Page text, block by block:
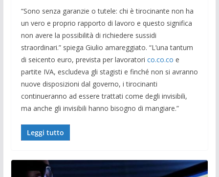
“Sono senza garanzie o tutele: chi è tirocinante non ha
un vero e proprio rapporto di lavoro e questo significa
non avere la possibilità di richiedere sussidi
straordinari.” spiega Giulio amareggiato. “L’una tantum
di seicento euro, prevista per lavoratori co.co.co e
partite IVA, escludeva gli stagisti e finché non si avranno
nuove disposizioni dal governo, i tirocinanti
continueranno ad essere trattati come degli invisibili,
ma anche gli invisibili hanno bisogno di mangiare.”
Leggi tutto